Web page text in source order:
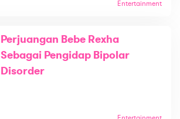
Entertainment
Perjuangan Bebe Rexha
Sebagai Pengidap Bipolar
Disorder